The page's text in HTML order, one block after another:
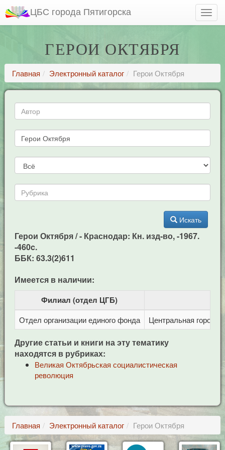
ЦБС города Пятигорска
ГЕРОИ ОКТЯБРЯ
Главная Электронный каталог Герои Октября
Искать
Герои Октября / - Краснодар: Кн. изд-во, -1967.
-460c.
ББК: 63.3(2)611
Имеется в наличии:
Филиал (отдел ЦГБ)
Отдел организации единого фонда Центральная
Другие статьи и книги на эту тематику
находятся в рубриках:
Великая Октябрьская социалистическая
революция
Главная Электронный каталог Герои Октября